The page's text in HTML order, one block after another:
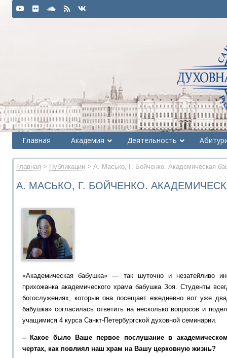
Главная Академия Деятельность
Главная > Публикации > А. Масько, Г. Бойченко. Академическая
А. МАСЬКО, Г. БОЙЧЕНКО.
«Академическая бабушка» — так шуточно и незатейливо
прихожанка академического храма бабушка Зоя. Студенты
богослужениях, которые она посещает ежедневно вот уже
бабушка» согласилась ответить на несколько вопросов и
учащимися 4 курса Санкт-Петербургской духовной семинарии.
– Какое было Ваше первое послушание в
чертах, как повлиял наш храм на Вашу церковную жизнь?